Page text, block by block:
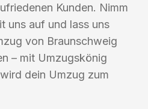
Kunden. Nimm
uns auf und lass uns
von Braunschweig
– mit Umzugskönig
dein Umzug zum